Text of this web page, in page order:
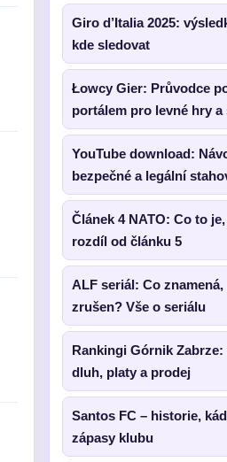
Giro d’Italia 2025:
kde sledovat
Łowcy Gier: Průvodce
portálem pro levné hry a
YouTube download:
bezpečné a legální
Článek 4 NATO: Co to
rozdíl od článku 5
ALF seriál: Co
zrušen? Vše o seriálu
Rankingi Górnik Zabrze:
dluh, platy a prodej
Santos FC – historie,
zápasy klubu